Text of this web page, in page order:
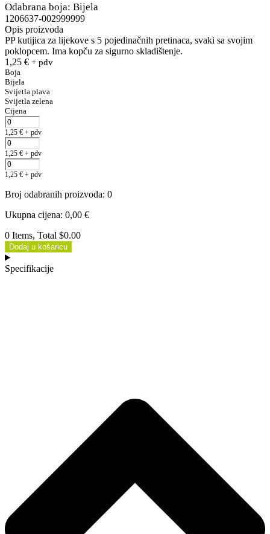
Odabrana boja: Bijela
1206637-002999999
Opis proizvoda
PP kutijica za lijekove s 5 pojedinačnih pretinaca, svaki sa svojim
poklopcem. Ima kopču za sigurno skladištenje.
1,25 € + pdv
Boja
Bijela
Svijetla plava
Svijetla zelena
Cijena
1,25 € + pdv
1,25 € + pdv
1,25 € + pdv
Broj odabranih proizvoda: 0
Ukupna cijena: 0,00 €
0 Items, Total $0.00
Dodaj u košaricu
Specifikacije